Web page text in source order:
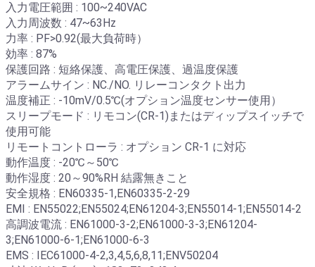
入力電圧範囲 : 100~240VAC
入力周波数 : 47~63Hz
力率 : PF>0.92(最大負荷時）
効率 : 87%
保護回路 : 短絡保護、高電圧保護、過温度保護
アラームサイン : NC./NO. リレーコンタクト出力
温度補正 : -10mV/0.5℃(オプション温度センサー使用）
スリープモード : リモコン(CR-1)またはディップスイッチで
使用可能
リモートコントローラ : オプション CR-1 に対応
動作温度 : -20℃～50℃
動作湿度 : 20～90%RH 結露無きこと
安全規格 : EN60335-1,EN60335-2-29
EMI : EN55022;EN55024;EN61204-3;EN55014-1;EN55014-2
高調波電流 : EN61000-3-2;EN61000-3-3;EN61204-
3;EN61000-6-1;EN61000-6-3
EMS : IEC61000-4-2,3,4,5,6,8,11;ENV50204